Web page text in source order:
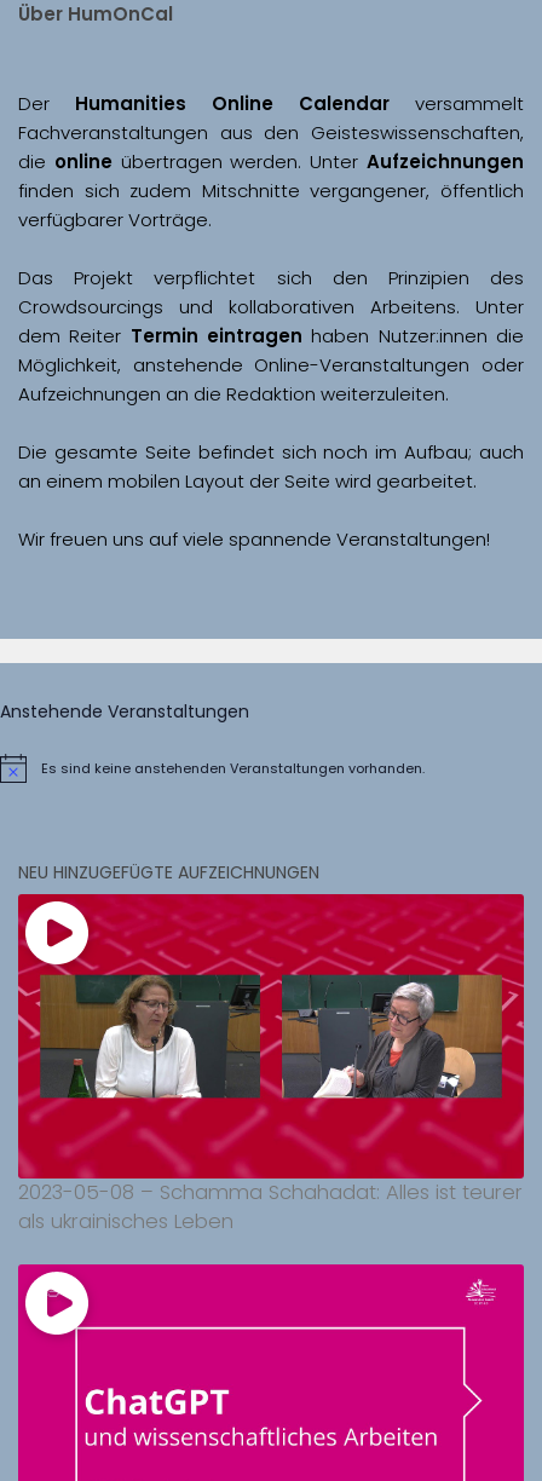
Über HumOnCal
Der Humanities Online Calendar versammelt
Fachveranstaltungen aus den Geisteswissenschaften,
die online übertragen werden. Unter Aufzeichnungen
finden sich zudem Mitschnitte vergangener, öffentlich
Das Projekt verpflichtet sich den Prinzipien des
Crowdsourcings und kollaborativen Arbeitens. Unter
dem Reiter Termin eintragen haben Nutzer:innen die
Möglichkeit, anstehende Online-Veranstaltungen oder
Aufzeichnungen an die Redaktion weiterzuleiten.
Die gesamte Seite befindet sich noch im Aufbau; auch
Wir freuen uns auf viele spannende Veranstaltungen!
Anstehende Veranstaltungen
HinweisEs sind keine anstehenden Veranstaltungen vorhanden.
NEU HINZUGEFÜGTE AUFZEICHNUNGEN
2023-05-08 – Schamma Schahadat: Alles ist teurer
als ukrainisches Leben